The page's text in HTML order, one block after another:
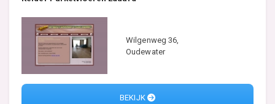
Wilgenweg 36,
Oudewater
BEKIJK